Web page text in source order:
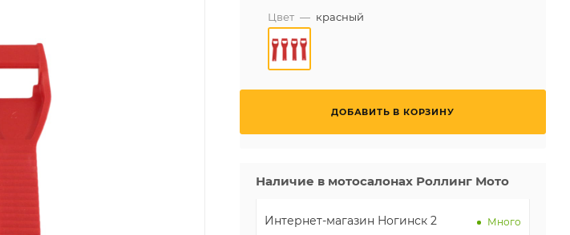
Цвет — красный
ДОБАВИТЬ В КОРЗИНУ
Наличие в мотосалонах Роллинг Мото
Интернет-магазин Ногинск 2 Много